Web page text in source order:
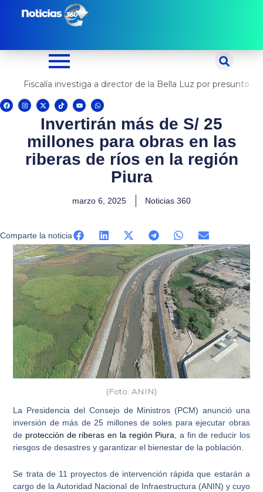
Fiscalía investiga a director de la Bella Luz por presunto abuso contra cantante Naldy Saldaña
F
a
c
I
n
s
X
-
t
w
t
t
e
T
i
k
t
o
Y
o
u
t
u
e
W
h
a
t
s
p
Invertirán más de S/ 25
millones para obras en las
riberas de ríos en la región
Piura
marzo 6, 2025 Noticias 360
Comparte la noticia
(Foto: ANIN)
La Presidencia del Consejo de Ministros (PCM) anunció una
inversión de más de 25 millones de soles para ejecutar obras
de protección de riberas en la región Piura , a fin de reducir los
riesgos de desastres y garantizar el bienestar de la población.
Se trata de 11 proyectos de intervención rápida que estarán a
cargo de la Autoridad Nacional de Infraestructura (ANIN) y cuyo